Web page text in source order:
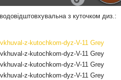
з куточком диз.: